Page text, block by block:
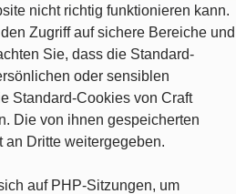
nicht richtig funktionieren kann.
Zugriff auf sichere Bereiche und
Sie, dass die Standard-
oder sensiblen
Standard-Cookies von Craft
Die von ihnen gespeicherten
an Dritte weitergegeben.
auf PHP-Sitzungen, um